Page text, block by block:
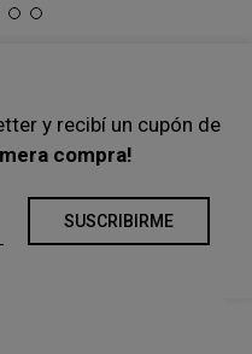
y recibí un cupón de
compra!
SUSCRIBIRME